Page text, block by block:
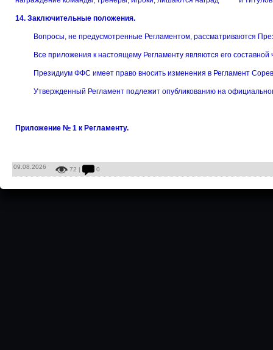
14. Заключительные положения.
Вопросы, не предусмотренные Регламентом, рассматриваются
Все приложения к настоящему Регламенту являются его составной
Президиум ФФС имеет право вносить изменения в Регламент
Утвержденный Регламент подлежит опубликованию на
Приложение № 1 к Регламенту.
09.08.2026 72 | 0